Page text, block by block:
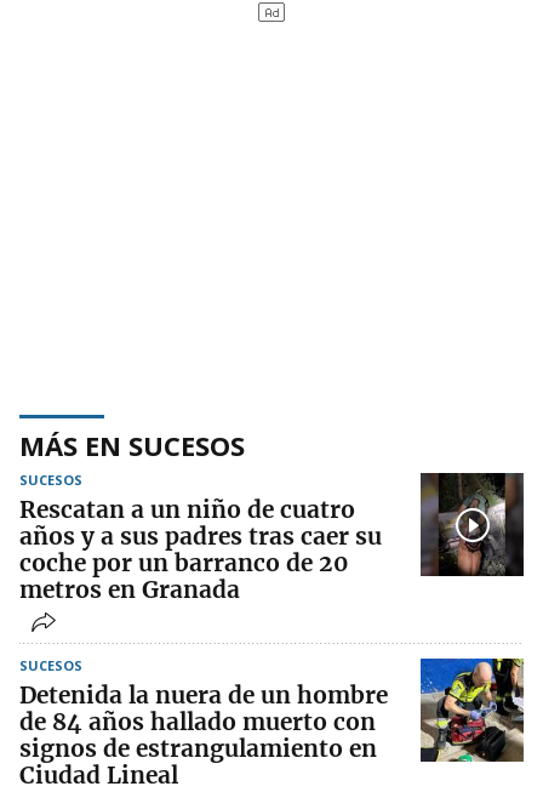
MÁS EN SUCESOS
SUCESOS
Rescatan a un niño de cuatro
años y a sus padres tras caer su
coche por un barranco de 20
metros en Granada
SUCESOS
Detenida la nuera de un hombre
de 84 años hallado muerto con
signos de estrangulamiento en
Ciudad Lineal